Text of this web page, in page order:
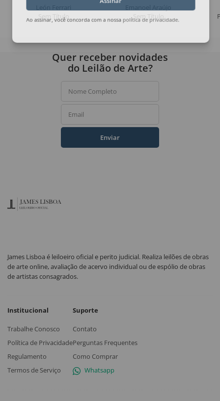
León Ferrari
Sem Título
Emanoel Araújo
Sem Título
Assinar
Ao assinar, você concorda com a nossapolítica de privacidade
Quer receber novidades
do Leilão de Arte?
Nome Completo
Email
Enviar
James Lisboa é leiloeiro oficial e perito judicial. Realiza leilões de obras
de arte online, avaliação de acervo individual ou de espólio de obras
de artistas consagrados.
Institucional
Trabalhe Conosco
Política de Privacidade
Regulamento
Termos de Serviço
Suporte
Contato
Perguntas Frequentes
Como Comprar
Whatsapp